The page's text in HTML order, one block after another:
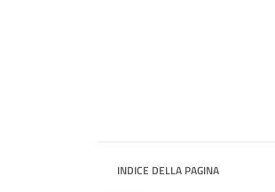
INDICE DELLA PAGINA